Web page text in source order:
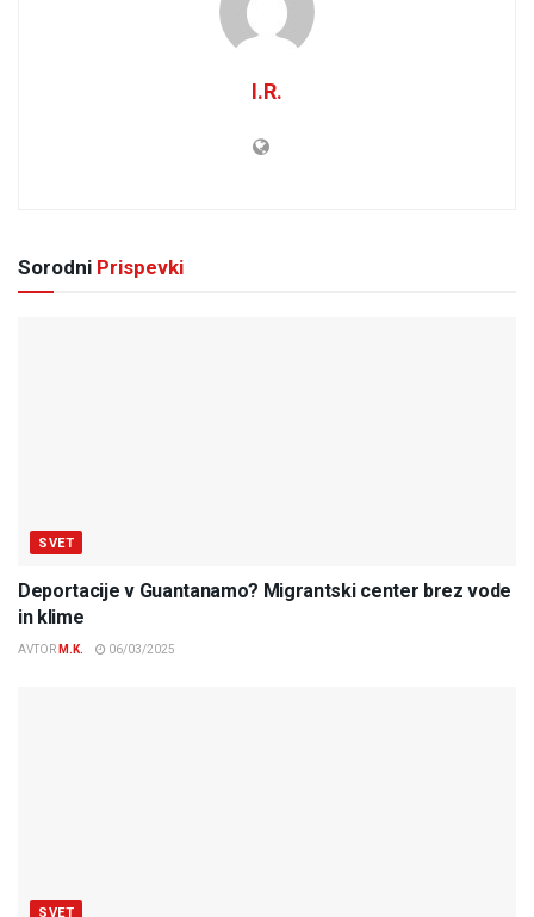
I.R.
Sorodni Prispevki
SVET
Deportacije v Guantanamo? Migrantski center brez vode
in klime
AVTOR M.K. 06/03/2025
SVET